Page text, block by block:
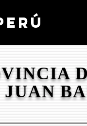
JUAN